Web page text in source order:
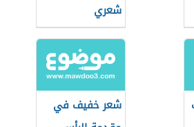
شعري
شعر خفيف في